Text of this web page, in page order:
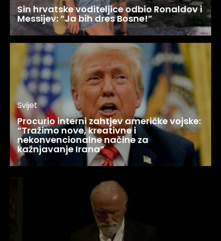
Sin hrvatske voditeljice odbio Ronaldov i
Messijev: “Ja bih dres Bosne!”
Svijet
Procurio interni zahtjev američke vojske:
“Tražimo nove, kreativne i
nekonvencionalne načine za
kažnjavanje Irana”